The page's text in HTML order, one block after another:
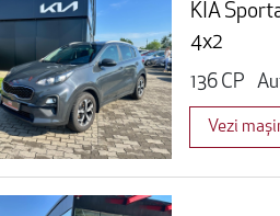
KIA
4x2
136 CP
Vezi